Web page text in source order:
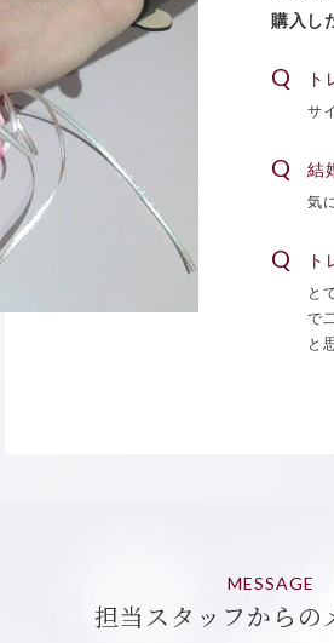
購入し
ト
サ
結
気
ト
と
で
と
MESSAGE
担当スタッフからの